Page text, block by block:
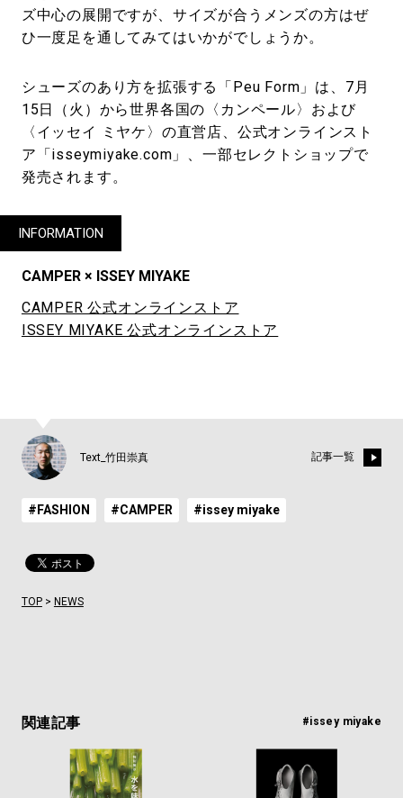
ズ中心の展開ですが、サイズが合うメンズの方はぜ
ひ一度足を通してみてはいかがでしょうか。
シューズのあり方を拡張する「Peu Form」は、7月
15日（火）から世界各国の〈カンペール〉および
〈イッセイ ミヤケ〉の直営店、公式オンラインスト
ア「isseymiyake.com」、一部セレクトショップで
発売されます。
INFORMATION
CAMPER × ISSEY MIYAKE
CAMPER 公式オンラインストア
ISSEY MIYAKE 公式オンラインストア
Text_竹田崇真 記事一覧
#FASHION #CAMPER #issey miyake
TOP> NEWS
関連記事 #issey miyake